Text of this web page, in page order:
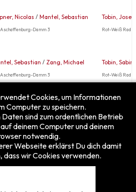
Nicolas / Mantel, Sebastian
Aschaffenburg-Damm 3
Tobin,
Rot-Weiß
Sebastian / Zang, Michael
Aschaffenburg-Damm 3
Tobin,
Rot-Weiß
Cookies, um Informationen
Computer zu speichern.
sind zum ordentlichen Betrieb
deinem Computer und deinem
notwendig.
Webseite erklärst Du dich damit
dass wir Cookies verwenden.